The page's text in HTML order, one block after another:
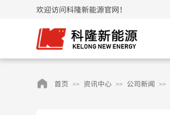
欢迎访问科隆新能源官网！
首页 >> 资讯中心 >> 公司新闻 >>